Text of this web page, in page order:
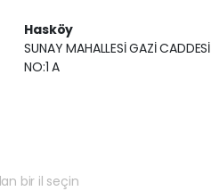
Hasköy
SUNAY MAHALLESİ GAZİ CADDESİ
NO:1 A
bir il seçin